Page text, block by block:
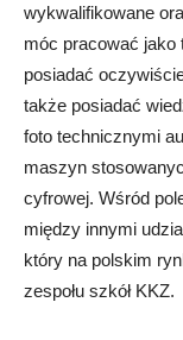
wykwalifikowane
móc pracować jako
posiadać
także posiadać
foto technicznymi
maszyn
cyfrowej. Wśród
między innymi
który na polskim
zespołu szkół KKZ.